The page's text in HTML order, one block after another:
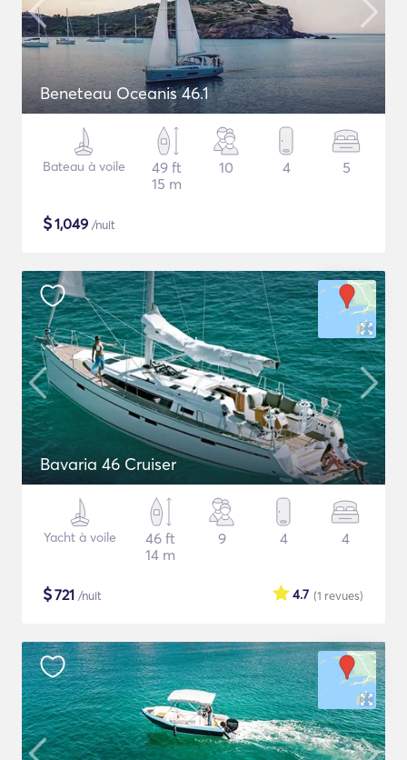
Beneteau Oceanis 46.1
Bateau à voile
49 ft
15 m
10 4 5
$1,049 /nuit
Bavaria 46 Cruiser
Yacht à voile
46 ft
14 m
9 4 4
$721 /nuit (1 revues)
4.7